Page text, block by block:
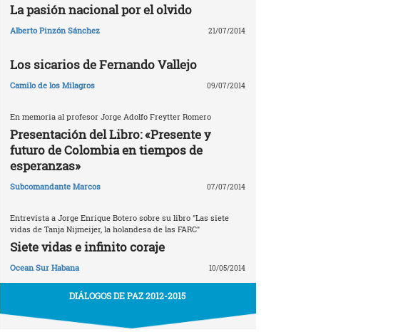
La pasión nacional por el olvido
Alberto Pinzón Sánchez 21/07/2014
Los sicarios de Fernando Vallejo
Camilo de los Milagros 09/07/2014
En memoria al profesor Jorge Adolfo Freytter Romero
Presentación del Libro: «Presente y
futuro de Colombia en tiempos de
esperanzas»
Subcomandante Marcos 07/07/2014
Entrevista a Jorge Enrique Botero sobre su libro "Las siete
vidas de Tanja Nijmeijer, la holandesa de las FARC"
Siete vidas e infinito coraje
Ocean Sur Habana 10/05/2014
DIÁLOGOS DE PAZ 2012-2015